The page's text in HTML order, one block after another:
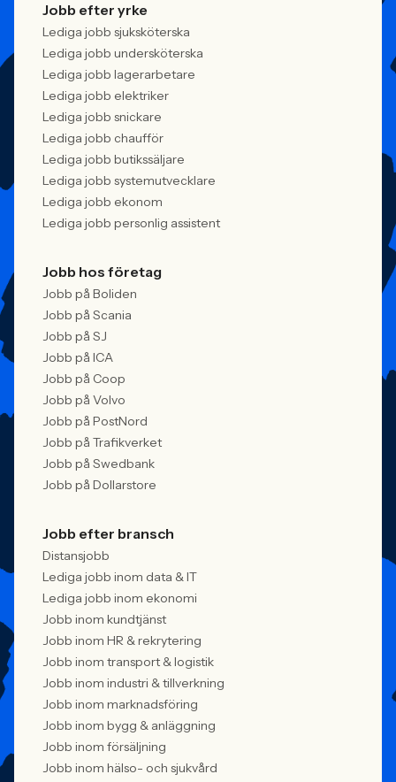
Jobb efter yrke
Lediga jobb sjuksköterska
Lediga jobb undersköterska
Lediga jobb lagerarbetare
Lediga jobb elektriker
Lediga jobb snickare
Lediga jobb chaufför
Lediga jobb butikssäljare
Lediga jobb systemutvecklare
Lediga jobb ekonom
Lediga jobb personlig assistent
Jobb hos företag
Jobb på Boliden
Jobb på Scania
Jobb på SJ
Jobb på ICA
Jobb på Coop
Jobb på Volvo
Jobb på PostNord
Jobb på Trafikverket
Jobb på Swedbank
Jobb på Dollarstore
Jobb efter bransch
Distansjobb
Lediga jobb inom data & IT
Lediga jobb inom ekonomi
Jobb inom kundtjänst
Jobb inom HR & rekrytering
Jobb inom transport & logistik
Jobb inom industri & tillverkning
Jobb inom marknadsföring
Jobb inom bygg & anläggning
Jobb inom försäljning
Jobb inom hälso- och sjukvård